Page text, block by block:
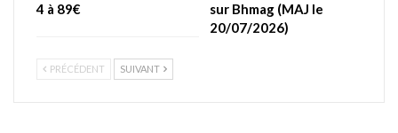
4 à 89€
sur Bhmag (MAJ le
20/07/2026)
PRÉCÉDENT SUIVANT